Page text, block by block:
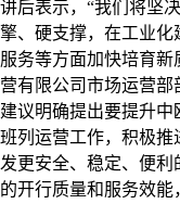
讲后表示，“我们将坚
擎、硬支撑，在工业
服务等方面加快培育
营有限公司市场运营部
建议明确提出要提升
班列运营工作，积极推
发更安全、稳定、便利
的开行质量和服务效能